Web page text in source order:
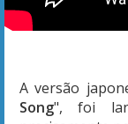
A versão
Song", foi